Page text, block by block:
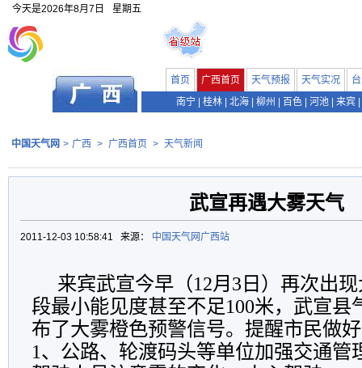
今天是2026年8月7日 星期五
首页 广西首页 天气预报 天气实况
南宁
桂林 北海 柳州 百色 河池 来宾
中国天气网 > 广西 > 广西首页 > 天气新闻
武宣再遇大雾天气
2011-12-03 10:58:41 来源： 中国天气网广西站
来宾武宣今早（12月3日）再次出
段最小能见度甚至不足100米，武宣县
布了大雾橙色预警信号。提醒市民做
1、公路、轮渡码头等单位加强交通管